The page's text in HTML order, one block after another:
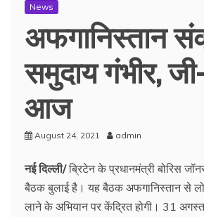
News
अफगानिस्तान
समुदाय गंभीर,
आज
August 24, 2021 admin
नई दिल्ली/ब्रिटेन के प्रधानमंत्री बोरिस
बैठक बुलाई है। यह बैठक अफगानिस्तान से
लाने के अभियान पर केंद्रित होगी। 31